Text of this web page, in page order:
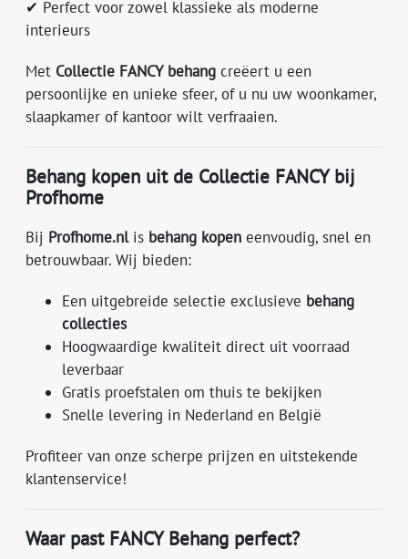
✔ Perfect voor zowel klassieke als moderne
interieurs
Met Collectie FANCY behang creëert u een
persoonlijke en unieke sfeer, of u nu uw woonkamer,
slaapkamer of kantoor wilt verfraaien.
Behang kopen uit de Collectie FANCY bij
Profhome
Bij Profhome.nlis behang kopen eenvoudig, snel en
betrouwbaar. Wij bieden:
Een uitgebreide selectie exclusieve behang
collecties
Hoogwaardige kwaliteit direct uit voorraad
leverbaar
Gratis proefstalen om thuis te bekijken
Snelle levering in Nederland en België
Profiteer van onze scherpe prijzen en uitstekende
klantenservice!
Waar past FANCY Behang perfect?